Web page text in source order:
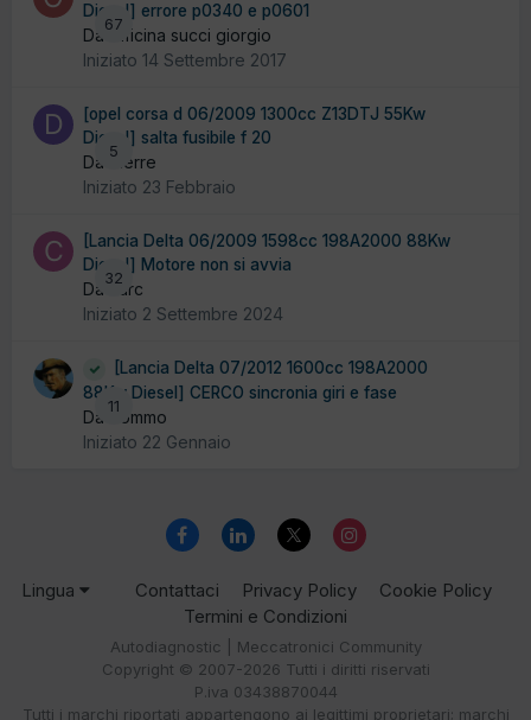
67
Diesel] errore p0340 e p0601
Da officina succi giorgio
Iniziato 14 Settembre 2017
5
[opel corsa d 06/2009 1300cc Z13DTJ 55Kw
Diesel] salta fusibile f 20
Da dierre
Iniziato 23 Febbraio
32
[Lancia Delta 06/2009 1598cc 198A2000 88Kw
Diesel] Motore non si avvia
Da carc
Iniziato 2 Settembre 2024
11
[Lancia Delta 07/2012 1600cc 198A2000
88Kw Diesel] CERCO sincronia giri e fase
Da Tommo
Iniziato 22 Gennaio
Lingua Contattaci Privacy Policy
Cookie Policy
Termini e Condizioni
Autodiagnostic | Meccatronici Community
Copyright © 2007-2026 Tutti i diritti riservati
P.iva 03438870044
Tutti i marchi riportati appartengono ai legittimi proprietari; marchi